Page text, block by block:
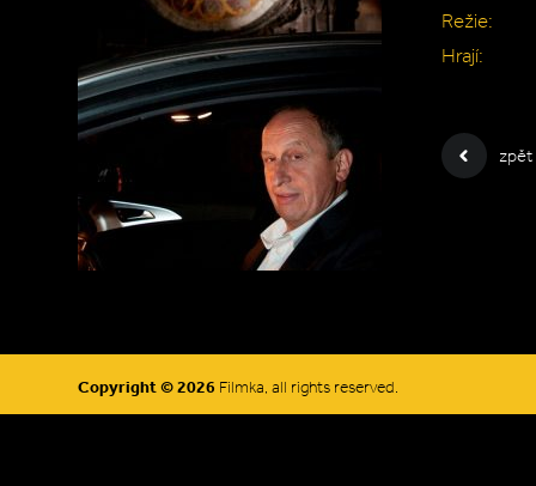
Režie:
Hrají:
zpět
Copyright © 2026 Filmka, all rights reserved.